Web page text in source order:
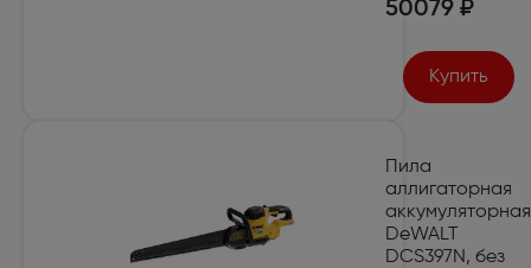
50079 ₽
Купить
Пила
аллигаторная
аккумуляторная
DeWALT
DCS397N, без